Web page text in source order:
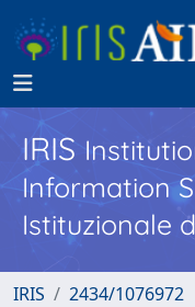
IRIS
Information
Istituzionale
IRIS 2434/1076972